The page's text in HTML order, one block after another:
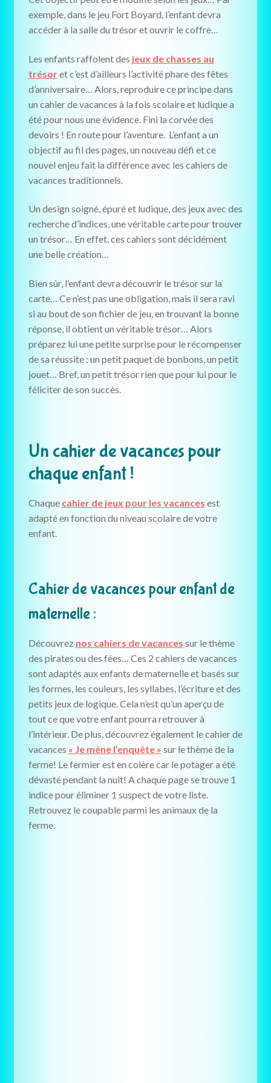
exemple, dans le jeu Fort Boyard, l’enfant devra
accéder à la salle du trésor et ouvrir le coffre…
Les enfants raffolent des jeux de chasses au
trésoret c’est d’ailleurs l’activité phare des fêtes
d’anniversaire… Alors, reproduire ce principe dans
un cahier de vacances à la fois scolaire et ludique a
été pour nous une évidence. Fini la corvée des
devoirs ! En route pour l’aventure. L’enfant a un
objectif au fil des pages, un nouveau défi et ce
nouvel enjeu fait la différence avec les cahiers de
vacances traditionnels.
Un design soigné, épuré et ludique, des jeux avec des
recherche d’indices, une véritable carte pour trouver
un trésor… En effet, ces cahiers sont décidément
une belle création…
Bien sûr, l’enfant devra découvrir le trésor sur la
carte… Ce n’est pas une obligation, mais il sera ravi
si au bout de son fichier de jeu, en trouvant la bonne
réponse, il obtient un véritable trésor… Alors
préparez lui une petite surprise pour le récompenser
de sa réussite : un petit paquet de bonbons, un petit
jouet… Bref, un petit trésor rien que pour lui pour le
féliciter de son succès.
Un cahier de vacances pour
chaque enfant !
Chaque cahier de jeux pour les vacances est
adapté en fonction du niveau scolaire de votre
enfant.
Cahier de vacances pour enfant de
maternelle :
Découvrez nos cahiers de vacances sur le thème
des pirates ou des fées… Ces 2 cahiers de vacances
sont adaptés aux enfants de maternelle et basés sur
les formes, les couleurs, les syllabes, l’écriture et des
petits jeux de logique. Cela n’est qu’un aperçu de
tout ce que votre enfant pourra retrouver à
l’intérieur. De plus, découvrez également le cahier de
vacances « Je mène l’enquête » sur le thème de la
ferme! Le fermier est en colère car le potager a été
dévasté pendant la nuit! A chaque page se trouve 1
indice pour éliminer 1 suspect de votre liste.
Retrouvez le coupable parmi les animaux de la
ferme.